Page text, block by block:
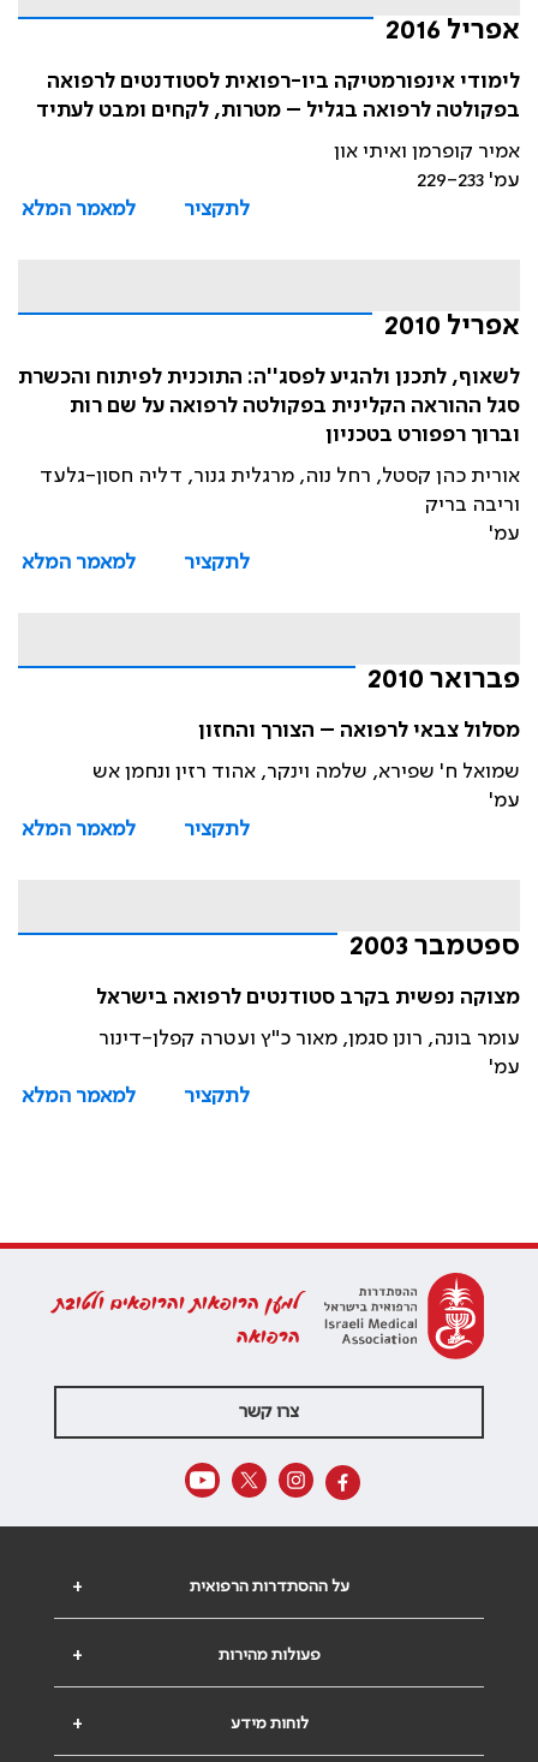
אפריל 2016
לימודי אינפורמטיקה ביו-רפואית לסטודנטים לרפואה
בפקולטה לרפואה בגליל – מטרות, לקחים ומבט לעתיד
אמיר קופרמן ואיתי און
עמ' 229-233
לתקציר
למאמר המלא
אפריל 2010
לשאוף, לתכנן ולהגיע לפסג''ה: התוכנית לפיתוח והכשרת
סגל ההוראה הקלינית בפקולטה לרפואה על שם רות
וברוך רפפורט בטכניון
אורית כהן קסטל, רחל נוה, מרגלית גנור, דליה חסון-גלעד
וריבה בריק
עמ'
לתקציר
למאמר המלא
פברואר 2010
מסלול צבאי לרפואה – הצורך והחזון
שמואל ח' שפירא, שלמה וינקר, אהוד רזין ונחמן אש
עמ'
לתקציר
למאמר המלא
ספטמבר 2003
מצוקה נפשית בקרב סטודנטים לרפואה בישראל
עומר בונה, רונן סגמן, מאור כ"ץ ועטרה קפלן-דינור
עמ'
לתקציר
למאמר המלא
למען הרופאות והרופאים ולטובת
הרפואה
צרו קשר
+ על ההסתדרות הרפואית
+ פעולות מהירות
+ לוחות מידע